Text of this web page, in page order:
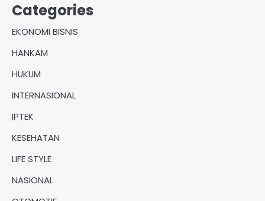
Categories
EKONOMI BISNIS
HANKAM
HUKUM
INTERNASIONAL
IPTEK
KESEHATAN
LIFE STYLE
NASIONAL